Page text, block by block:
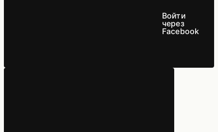
Войти
через
Facebook